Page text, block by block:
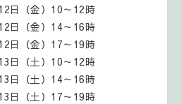
日（金）10～12時
（金）14～16時
（金）17～19時
（土）10～12時
（土）14～16時
（土）17～19時